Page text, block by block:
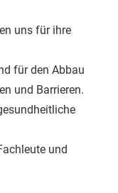
uns für ihre
für den Abbau
und Barrieren.
und